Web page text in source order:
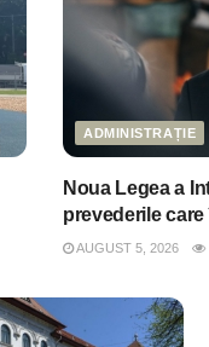
ADMINISTRAȚIE
Noua Legea a
prevederile
AUGUST 5, 2026